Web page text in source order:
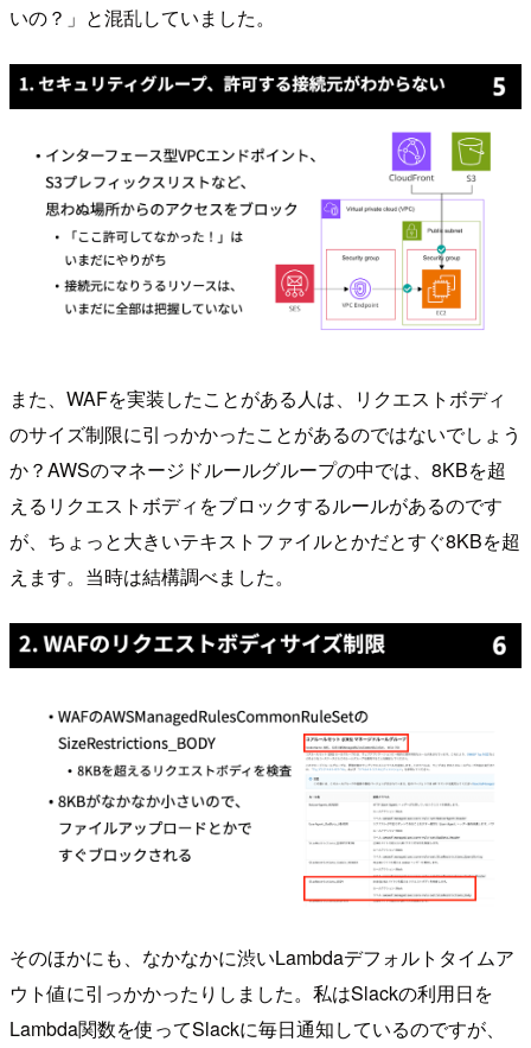
いの？」と混乱していました。
また、WAFを実装したことがある人は、リクエストボディ
のサイズ制限に引っかかったことがあるのではないでしょう
か？AWSのマネージドルールグループの中では、8KBを超
えるリクエストボディをブロックするルールがあるのです
が、ちょっと大きいテキストファイルとかだとすぐ8KBを超
えます。当時は結構調べました。
そのほかにも、なかなかに渋いLambdaデフォルトタイムア
ウト値に引っかかったりしました。私はSlackの利用日を
Lambda関数を使ってSlackに毎日通知しているのですが、